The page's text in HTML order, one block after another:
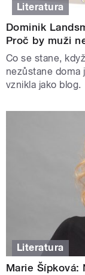
Literatura
Dominik
Proč by muži
Co se stane,
nezůstane doma
vznikla jako blog.
Literatura
Marie Šípková: